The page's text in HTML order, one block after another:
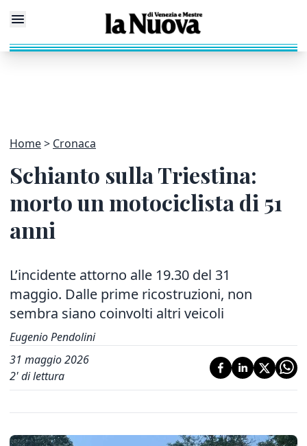
Home Cronaca
Schianto sulla Triestina:
morto un motociclista di 51
anni
L’incidente attorno alle 19.30 del 31
maggio. Dalle prime ricostruzioni, non
sembra siano coinvolti altri veicoli
Eugenio Pendolini
31 maggio 2026
2' di lettura